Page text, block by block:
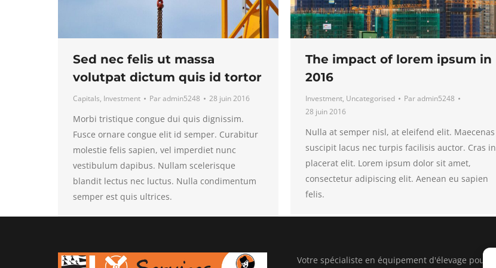
Sed nec felis ut massa
volutpat dictum quis id tortor
Capitals, Investment Paradmin5248 28 juin 2016
Morbi tristique congue dui quis dignissim.
Fusce ornare congue elit id semper. Curabitur
molestie felis sapien, vel imperdiet nunc
vestibulum dapibus. Nullam scelerisque
blandit lectus nec luctus. Nulla condimentum
semper est quis ultrices.
The impact of lorem ipsum in
2016
Investment, Uncategorised Paradmin5248
28 juin 2016
Nulla at semper nisl, at eleifend elit. Maecenas
suscipit lacus nec turpis facilisis auctor. Cras in
placerat elit. Lorem ipsum dolor sit amet,
consectetur adipiscing elit. Aenean eu sapien
felis.
Votre spécialiste en équipement d'élevage pour